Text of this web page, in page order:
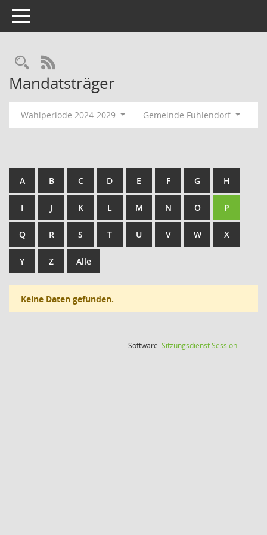
Toggle navigation
Rechercheauswahl
RSS-Feed
Mandatsträger
Wahlperiode 2024-2029 Gemeinde Fuhlendorf
A B C D E F G H
I J K L M N O P
Q R S T U V W X
Y Z Alle
Keine Daten gefunden.
Software:SitzungsdienstSession(Wird in